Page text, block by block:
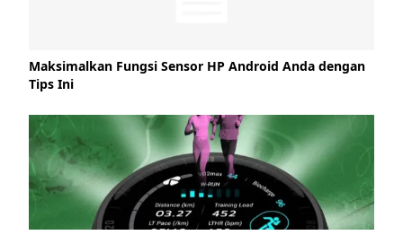
Maksimalkan Fungsi Sensor HP Android Anda dengan
Tips Ini